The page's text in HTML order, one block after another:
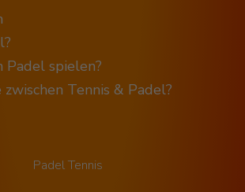
Padel spielen?
Tennis & Padel?
Padel Tennis